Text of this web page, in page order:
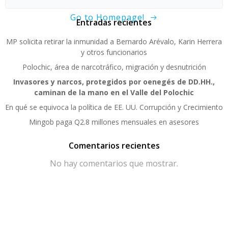
Go to Homepage!
Entradas recientes
MP solicita retirar la inmunidad a Bernardo Arévalo, Karin Herrera
y otros funcionarios
Polochic, área de narcotráfico, migración y desnutrición
Invasores y narcos, protegidos por oenegés de DD.HH.,
caminan de la mano en el Valle del Polochic
En qué se equivoca la política de EE. UU. Corrupción y Crecimiento
Mingob paga Q2.8 millones mensuales en asesores
Comentarios recientes
No hay comentarios que mostrar.